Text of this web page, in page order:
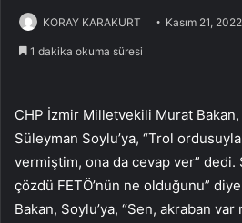
KORAY KARAKURT Kasım 21, 2022
1 dakika okuma süresi
CHP İzmir Milletvekili Murat Bakan,
Süleyman Soylu’ya, “Trol
vermiştim, ona da cevap ver” dedi.
çözdü FETÖ’nün ne olduğunu”
Bakan, Soylu’ya, “Sen, akraban